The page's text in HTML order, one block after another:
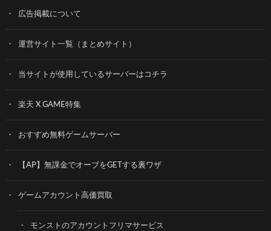
広告掲載について
運営サイト一覧（まとめサイト）
当サイトが使用しているサーバーはコチラ
楽天 X GAME特集
おすすめ無料ゲームサーバー
【AP】無課金でオーブをGETする裏ワザ
ゲームアカウント高価買取
モンストのアカウントフリマサービス